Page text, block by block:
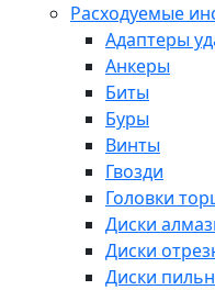
Расходуемые
Адаптеры
Анкеры
Биты
Буры
Винты
Гвозди
Головки
Диски
Диски
Диски